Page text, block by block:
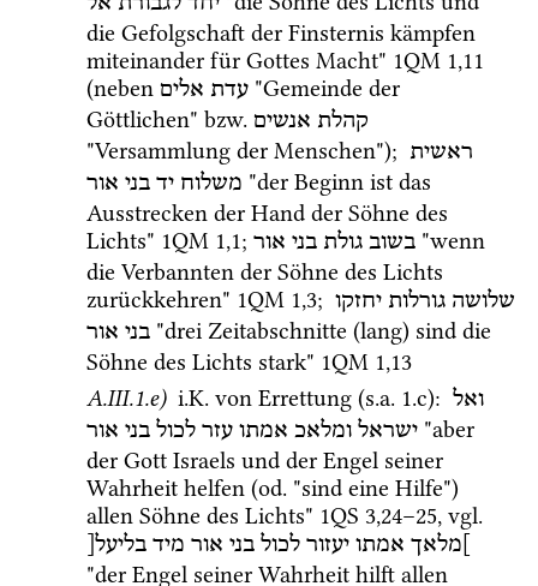
die Gefolgschaft der Finsternis kämpfen
miteinander für Gottes Macht" 1QM 1,11
(neben
עדת אלים
"Gemeinde der
Göttlichen" bzw. קהלת אנשים
"Versammlung der Menschen"); ראשית
משלוח יד בני אור
"der Beginn ist das
Ausstrecken der Hand der Söhne des
Lichts" 1QM 1,1; בשוב גולת בני אור
"wenn
die Verbannten der Söhne des Lichts
zurückkehren" 1QM 1,3; שלושה גורלות יחזקו
בני אור
"drei Zeitabschnitte (lang) sind die
Söhne des Lichts stark" 1QM 1,13
A.III.1.e) i.K. von Errettung (s.a. 1.c): ואל
ישראל ומלאכ אמתו עזר לכול בני אור
"aber
der Gott Israels und der Engel seiner
Wahrheit helfen (od. "sind eine Hilfe")
allen Söhne des Lichts" 1QS 3,24–25, vgl.
]מלאך אמתו יעזור לכול בני אור מיד בליעל[
"der Engel seiner Wahrheit hilft allen